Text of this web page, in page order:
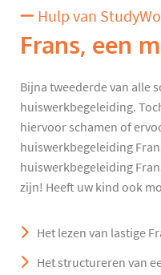
Hulp van
Frans, een
Bijna tweederde van alle
huiswerkbegeleiding.
hiervoor schamen of
huiswerkbegeleiding
huiswerkbegeleiding
zijn! Heeft uw kind ook
Het lezen van lastige
Het structureren van